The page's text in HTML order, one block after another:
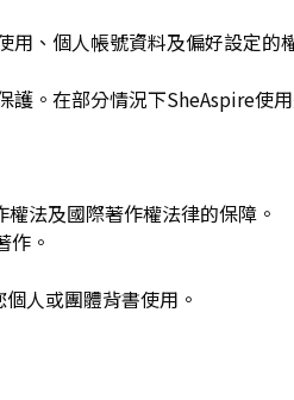
、個人帳號資料及偏好設定的
。在部分情況下SheAspire使
法及國際著作權法律的保障。
作。
人或團體背書使用。